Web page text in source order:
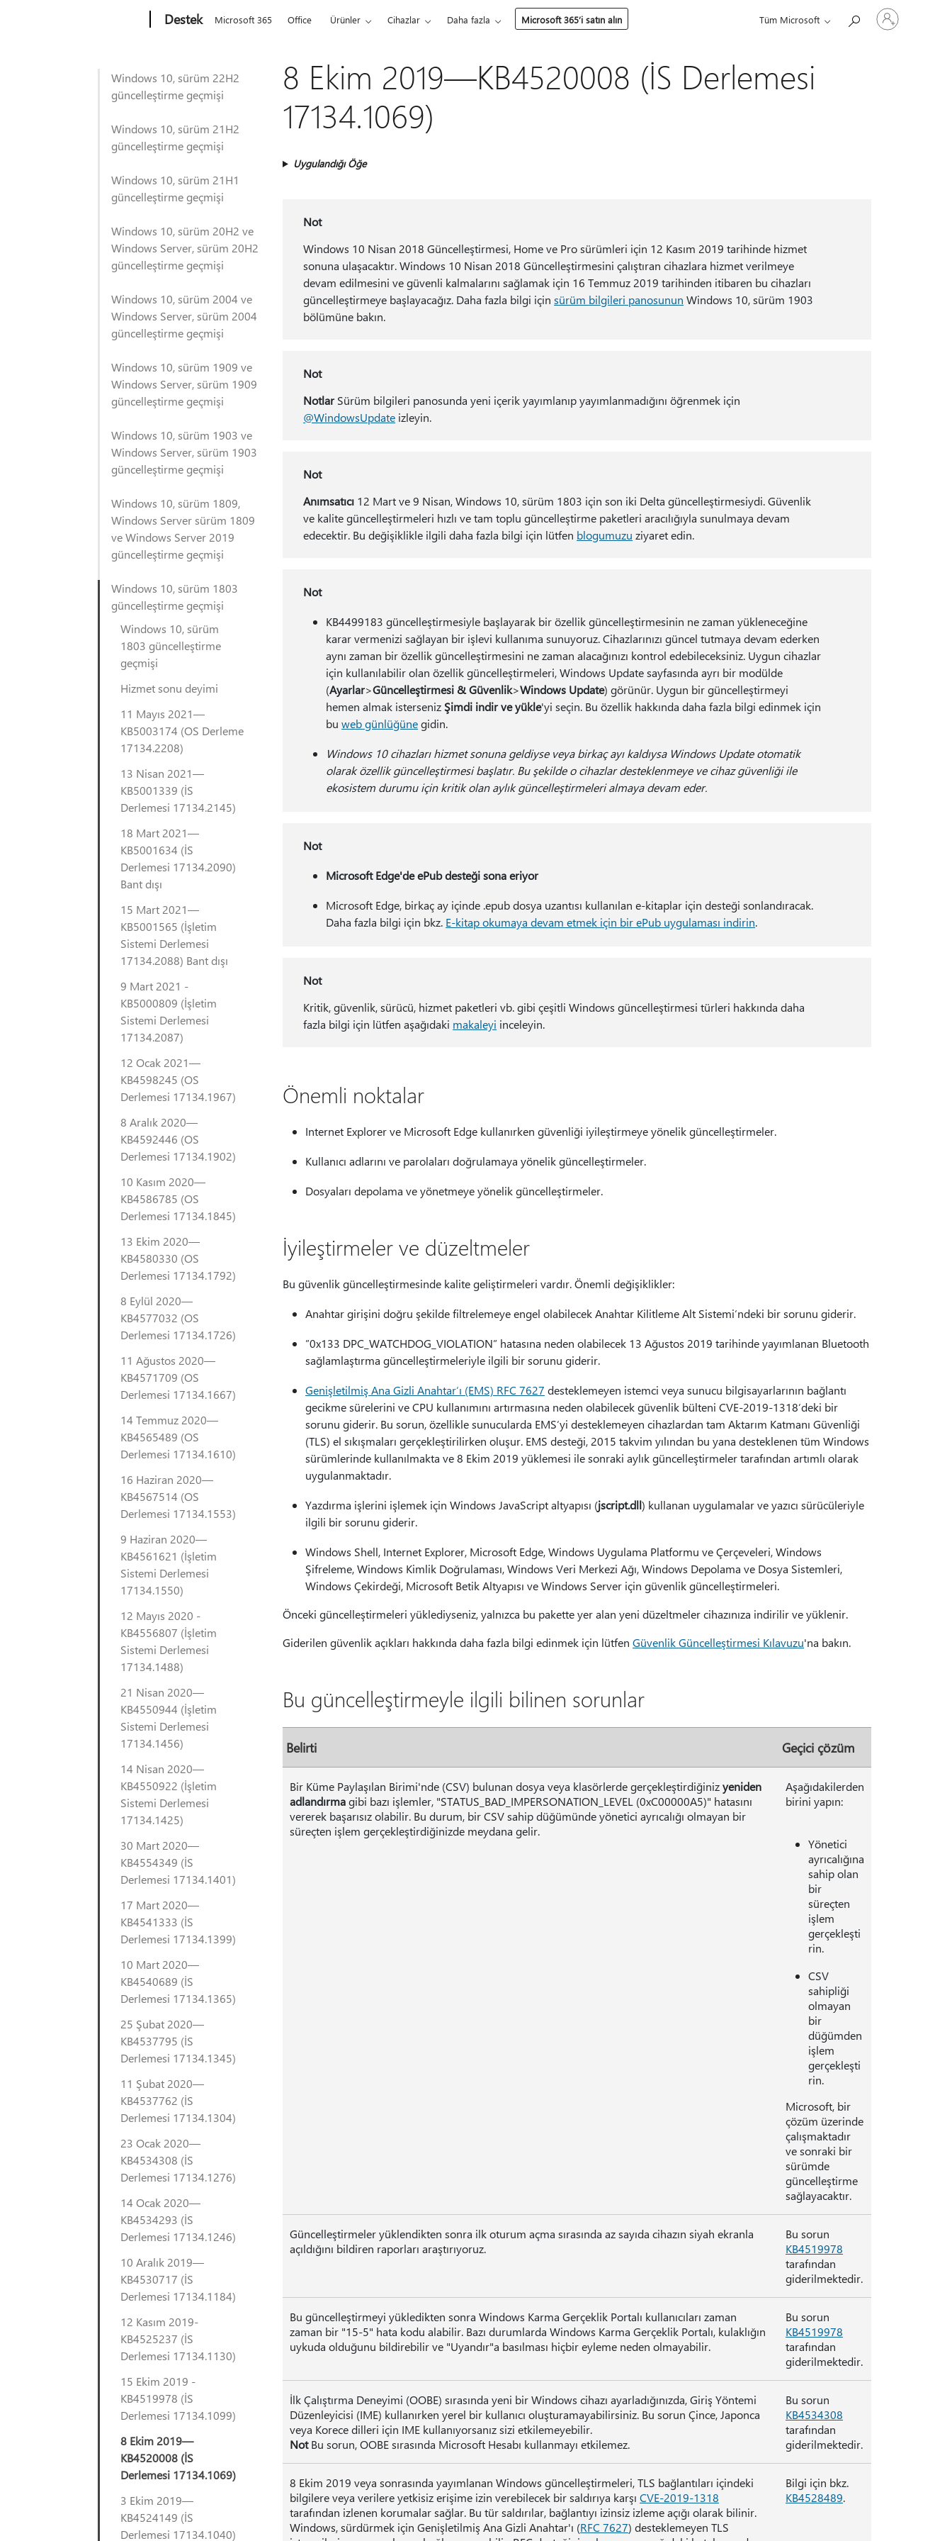
Destek Microsoft 365 Office Ürünler Cihazlar Daha fazla Microsoft 365’i satın alın Tüm Microsoft
Hesabınızda
oturum
açın
Windows 10, sürüm 22H2
güncelleştirme geçmişi
Windows 10, sürüm 21H2
güncelleştirme geçmişi
Windows 10, sürüm 21H1
güncelleştirme geçmişi
Windows 10, sürüm 20H2 ve
Windows Server, sürüm 20H2
güncelleştirme geçmişi
Windows 10, sürüm 2004 ve
Windows Server, sürüm 2004
güncelleştirme geçmişi
Windows 10, sürüm 1909 ve
Windows Server, sürüm 1909
güncelleştirme geçmişi
Windows 10, sürüm 1903 ve
Windows Server, sürüm 1903
güncelleştirme geçmişi
Windows 10, sürüm 1809,
Windows Server sürüm 1809
ve Windows Server 2019
güncelleştirme geçmişi
Windows 10, sürüm 1803
güncelleştirme geçmişi
Windows 10, sürüm
1803 güncelleştirme
geçmişi
Hizmet sonu deyimi
11 Mayıs 2021—
KB5003174 (OS Derleme
17134.2208)
13 Nisan 2021—
KB5001339 (İS
Derlemesi 17134.2145)
18 Mart 2021—
KB5001634 (İS
Derlemesi 17134.2090)
Bant dışı
15 Mart 2021—
KB5001565 (İşletim
Sistemi Derlemesi
17134.2088) Bant dışı
9 Mart 2021 -
KB5000809 (İşletim
Sistemi Derlemesi
17134.2087)
12 Ocak 2021—
KB4598245 (OS
Derlemesi 17134.1967)
8 Aralık 2020—
KB4592446 (OS
Derlemesi 17134.1902)
10 Kasım 2020—
KB4586785 (OS
Derlemesi 17134.1845)
13 Ekim 2020—
KB4580330 (OS
Derlemesi 17134.1792)
8 Eylül 2020—
KB4577032 (OS
Derlemesi 17134.1726)
11 Ağustos 2020—
KB4571709 (OS
Derlemesi 17134.1667)
14 Temmuz 2020—
KB4565489 (OS
Derlemesi 17134.1610)
16 Haziran 2020—
KB4567514 (OS
Derlemesi 17134.1553)
9 Haziran 2020—
KB4561621 (İşletim
Sistemi Derlemesi
17134.1550)
12 Mayıs 2020 -
KB4556807 (İşletim
Sistemi Derlemesi
17134.1488)
21 Nisan 2020—
KB4550944 (İşletim
Sistemi Derlemesi
17134.1456)
14 Nisan 2020—
KB4550922 (İşletim
Sistemi Derlemesi
17134.1425)
30 Mart 2020—
KB4554349 (İS
Derlemesi 17134.1401)
17 Mart 2020—
KB4541333 (İS
Derlemesi 17134.1399)
10 Mart 2020—
KB4540689 (İS
Derlemesi 17134.1365)
25 Şubat 2020—
KB4537795 (İS
Derlemesi 17134.1345)
11 Şubat 2020—
KB4537762 (İS
Derlemesi 17134.1304)
23 Ocak 2020—
KB4534308 (İS
Derlemesi 17134.1276)
14 Ocak 2020—
KB4534293 (İS
Derlemesi 17134.1246)
10 Aralık 2019—
KB4530717 (İS
Derlemesi 17134.1184)
12 Kasım 2019-
KB4525237 (İS
Derlemesi 17134.1130)
15 Ekim 2019 -
KB4519978 (İS
Derlemesi 17134.1099)
8 Ekim 2019—
KB4520008 (İS
Derlemesi 17134.1069)
3 Ekim 2019—
KB4524149 (İS
Derlemesi 17134.1040)
8 Ekim 2019—KB4520008 (İS Derlemesi
17134.1069)
Uygulandığı Öğe
Not
Windows 10 Nisan 2018 Güncelleştirmesi, Home ve Pro sürümleri için 12 Kasım 2019 tarihinde hizmet
sonuna ulaşacaktır. Windows 10 Nisan 2018 Güncelleştirmesini çalıştıran cihazlara hizmet verilmeye
devam edilmesini ve güvenli kalmalarını sağlamak için 16 Temmuz 2019 tarihinden itibaren bu cihazları
güncelleştirmeye başlayacağız. Daha fazla bilgi içinsürüm bilgileri panosunun Windows 10, sürüm 1903
bölümüne bakın.
Not
NotlarSürüm bilgileri panosunda yeni içerik yayımlanıp yayımlanmadığını öğrenmek için
@WindowsUpdate izleyin.
Not
Anımsatıcı 12 Mart ve 9 Nisan, Windows 10, sürüm 1803 için son iki Delta güncelleştirmesiydi. Güvenlik
ve kalite güncelleştirmeleri hızlı ve tam toplu güncelleştirme paketleri aracılığıyla sunulmaya devam
edecektir. Bu değişiklikle ilgili daha fazla bilgi için lütfen blogumuzu ziyaret edin.
Not
KB4499183 güncelleştirmesiyle başlayarak bir özellik güncelleştirmesinin ne zaman yükleneceğine
karar vermenizi sağlayan bir işlevi kullanıma sunuyoruz. Cihazlarınızı güncel tutmaya devam ederken
aynı zaman bir özellik güncelleştirmesini ne zaman alacağınızı kontrol edebileceksiniz. Uygun cihazlar
için kullanılabilir olan özellik güncelleştirmeleri, Windows Update sayfasında ayrı bir modülde
(Ayarlar>Güncelleştirmesi & Güvenlik>Windows Update) görünür. Uygun bir güncelleştirmeyi
hemen almak isterseniz Şimdi indir ve yükle'yi seçin. Bu özellik hakkında daha fazla bilgi edinmek için
buweb günlüğünegidin.
Windows 10 cihazları hizmet sonuna geldiyse veya birkaç ayı kaldıysa Windows Update otomatik
olarak özellik güncelleştirmesi başlatır. Bu şekilde o cihazlar desteklenmeye ve cihaz güvenliği ile
ekosistem durumu için kritik olan aylık güncelleştirmeleri almaya devam eder.
Not
Microsoft Edge'de ePub desteği sona eriyor
Microsoft Edge, birkaç ay içinde .epub dosya uzantısı kullanılan e-kitaplar için desteği sonlandıracak.
Daha fazla bilgi için bkz. E-kitap okumaya devam etmek için bir ePub uygulaması indirin.
Not
Kritik, güvenlik, sürücü, hizmet paketleri vb. gibi çeşitli Windows güncelleştirmesi türleri hakkında daha
fazla bilgi için lütfen aşağıdaki makaleyi inceleyin.
Önemli noktalar
Internet Explorer ve Microsoft Edge kullanırken güvenliği iyileştirmeye yönelik güncelleştirmeler.
Kullanıcı adlarını ve parolaları doğrulamaya yönelik güncelleştirmeler.
Dosyaları depolama ve yönetmeye yönelik güncelleştirmeler.
İyileştirmeler ve düzeltmeler
Bu güvenlik güncelleştirmesinde kalite geliştirmeleri vardır. Önemli değişiklikler:
Anahtar girişini doğru şekilde filtrelemeye engel olabilecek Anahtar Kilitleme Alt Sistemi‘ndeki bir sorunu giderir.
”0x133 DPC_WATCHDOG_VIOLATION” hatasına neden olabilecek 13 Ağustos 2019 tarihinde yayımlanan Bluetooth
sağlamlaştırma güncelleştirmeleriyle ilgili bir sorunu giderir.
Genişletilmiş Ana Gizli Anahtar‘ı (EMS) RFC 7627 desteklemeyen istemci veya sunucu bilgisayarlarının bağlantı
gecikme sürelerini ve CPU kullanımını artırmasına neden olabilecek güvenlik bülteni CVE-2019-1318‘deki bir
sorunu giderir. Bu sorun, özellikle sunucularda EMS‘yi desteklemeyen cihazlardan tam Aktarım Katmanı Güvenliği
(TLS) el sıkışmaları gerçekleştirilirken oluşur. EMS desteği, 2015 takvim yılından bu yana desteklenen tüm Windows
sürümlerinde kullanılmakta ve 8 Ekim 2019 yüklemesi ile sonraki aylık güncelleştirmeler tarafından artımlı olarak
uygulanmaktadır.
Yazdırma işlerini işlemek için Windows JavaScript altyapısı (jscript.dll) kullanan uygulamalar ve yazıcı sürücüleriyle
ilgili bir sorunu giderir.
Windows Shell, Internet Explorer, Microsoft Edge, Windows Uygulama Platformu ve Çerçeveleri, Windows
Şifreleme, Windows Kimlik Doğrulaması, Windows Veri Merkezi Ağı, Windows Depolama ve Dosya Sistemleri,
Windows Çekirdeği, Microsoft Betik Altyapısı ve Windows Server için güvenlik güncelleştirmeleri.
Önceki güncelleştirmeleri yüklediyseniz, yalnızca bu pakette yer alan yeni düzeltmeler cihazınıza indirilir ve yüklenir.
Giderilen güvenlik açıkları hakkında daha fazla bilgi edinmek için lütfen Güvenlik Güncelleştirmesi Kılavuzu'na bakın.
Bu güncelleştirmeyle ilgili bilinen sorunlar
Belirti Geçici çözüm
Bir Küme Paylaşılan Birimi'nde (CSV) bulunan dosya veya klasörlerde gerçekleştirdiğinizyeniden
adlandırmagibi bazı işlemler, "STATUS_BAD_IMPERSONATION_LEVEL (0xC00000A5)" hatasını
vererek başarısız olabilir. Bu durum, bir CSV sahip düğümünde yönetici ayrıcalığı olmayan bir
süreçten işlem gerçekleştirdiğinizde meydana gelir.
Aşağıdakilerden
birini yapın:
Yönetici
ayrıcalığına
sahip olan
bir
süreçten
işlem
gerçekleşti
rin.
CSV
sahipliği
olmayan
bir
düğümden
işlem
gerçekleşti
rin.
Microsoft, bir
çözüm üzerinde
çalışmaktadır
ve sonraki bir
sürümde
güncelleştirme
sağlayacaktır.
Güncelleştirmeler yüklendikten sonra ilk oturum açma sırasında az sayıda cihazın siyah ekranla
açıldığını bildiren raporları araştırıyoruz.
Bu sorun
KB4519978
tarafından
giderilmektedir.
Bu güncelleştirmeyi yükledikten sonra Windows Karma Gerçeklik Portalı kullanıcıları zaman
zaman bir "15-5" hata kodu alabilir. Bazı durumlarda Windows Karma Gerçeklik Portalı, kulaklığın
uykuda olduğunu bildirebilir ve "Uyandır"a basılması hiçbir eyleme neden olmayabilir.
Bu sorun
KB4519978
tarafından
giderilmektedir.
İlk Çalıştırma Deneyimi (OOBE) sırasında yeni bir Windows cihazı ayarladığınızda, Giriş Yöntemi
Düzenleyicisi (IME) kullanırken yerel bir kullanıcı oluşturamayabilirsiniz. Bu sorun Çince, Japonca
veya Korece dilleri için IME kullanıyorsanız sizi etkilemeyebilir.
NotBu sorun, OOBE sırasında Microsoft Hesabı kullanmayı etkilemez.
Bu sorun
KB4534308
tarafından
giderilmektedir.
8 Ekim 2019 veya sonrasında yayımlanan Windows güncelleştirmeleri, TLS bağlantıları içindeki
bilgilere veya verilere yetkisiz erişime izin verebilecek bir saldırıya karşı CVE-2019-1318
tarafından izlenen korumalar sağlar. Bu tür saldırılar, bağlantıyı izinsiz izleme açığı olarak bilinir.
Windows, sürdürmek için Genişletilmiş Ana Gizli Anahtar'ı (RFC 7627) desteklemeyen TLS
Bilgi için bkz.
KB4528489.